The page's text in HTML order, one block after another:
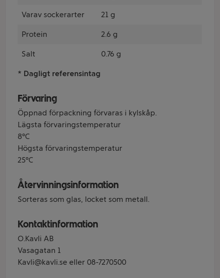
Varav sockerarter 21 g
Protein 2.6 g
Salt 0.76 g
* Dagligt referensintag
Förvaring
Öppnad förpackning förvaras i kylskåp.
Lägsta förvaringstemperatur
8°C
Högsta förvaringstemperatur
25°C
Återvinningsinformation
Sorteras som glas, locket som metall.
Kontaktinformation
O.Kavli AB
Vasagatan 1
Kavli@kavli.se eller 08-7270500